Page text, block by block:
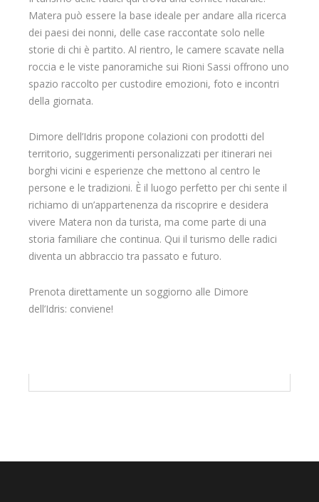
Matera può essere la base ideale per andare alla ricerca
dei paesi dei nonni, delle case raccontate solo nelle
storie di chi è partito. Al rientro, le camere scavate nella
roccia e le viste panoramiche sui Rioni Sassi offrono uno
spazio raccolto per custodire emozioni, foto e incontri
della giornata.
Dimore dell’Idris propone colazioni con prodotti del
territorio, suggerimenti personalizzati per itinerari nei
borghi vicini e esperienze che mettono al centro le
persone e le tradizioni. È il luogo perfetto per chi sente il
richiamo di un’appartenenza da riscoprire e desidera
vivere Matera non da turista, ma come parte di una
storia familiare che continua. Qui il turismo delle radici
diventa un abbraccio tra passato e futuro.
Prenota direttamente un soggiorno alle Dimore
dell’Idris: conviene!